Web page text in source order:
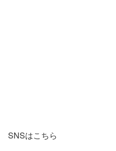
SNSはこちら